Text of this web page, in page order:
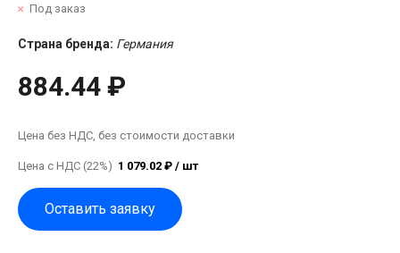
Под заказ
Страна бренда: Германия
884.44 ₽
Цена без НДС, без стоимости доставки
Цена с НДС (22%) 1 079.02 ₽ / шт
Оставить заявку